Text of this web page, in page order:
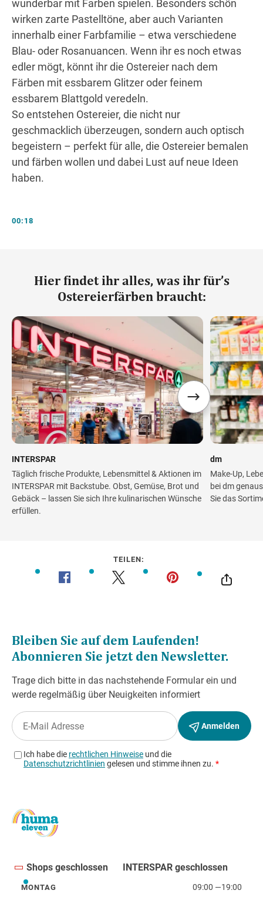
wunderbar mit Farben spielen. Besonders schön
wirken zarte Pastelltöne, aber auch Varianten
innerhalb einer Farbfamilie – etwa verschiedene
Blau- oder Rosanuancen. Wenn ihr es noch etwas
edler mögt, könnt ihr die Ostereier nach dem
Färben mit essbarem Glitzer oder feinem
essbarem Blattgold veredeln.
So entstehen Ostereier, die nicht nur
geschmacklich überzeugen, sondern auch optisch
begeistern – perfekt für alle, die Ostereier bemalen
und färben wollen und dabei Lust auf neue Ideen
haben.
00:18
Hier findet ihr alles, was ihr für’s
Ostereierfärben braucht:
INTERSPAR
Täglich frische Produkte, Lebensmittel & Aktionen im
INTERSPAR mit Backstube. Obst, Gemüse, Brot und
Gebäck – lassen Sie sich Ihre kulinarischen Wünsche
erfüllen.
dm
Make-Up,
bei dm
Sie das
TEILEN:
Shops geschlossen INTERSPAR geschlossen
Montag
MONTAG 09:00 —19:00